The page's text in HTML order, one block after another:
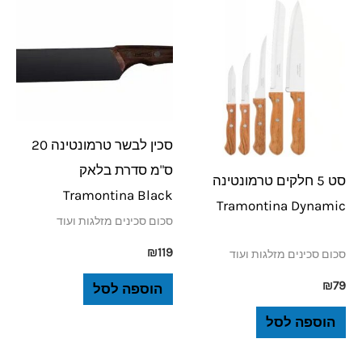
סט 5 חלקים טרמונטינה
Tramontina Dynamic
סכום סכינים מזלגות ועוד
₪79
הוספה לסל
סכין לבשר טרמונטינה 20
ס"מ סדרת בלאק
Tramontina Black
סכום סכינים מזלגות ועוד
₪119
הוספה לסל